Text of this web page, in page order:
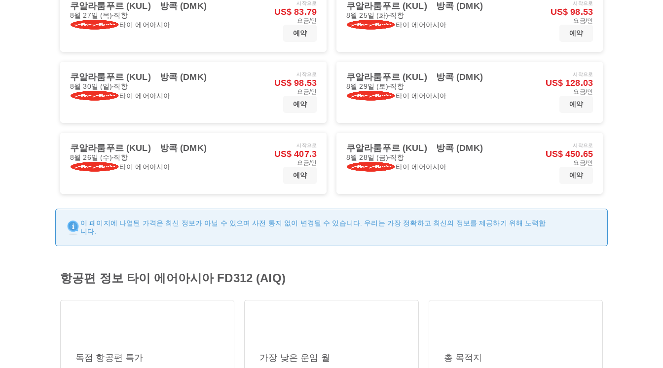
쿠알라룸푸르 (KUL) 방콕 (DMK)
8월 27일 (목) 직항
타이 에어아시아
시작으로
US$ 83.79
요금/인
예약
쿠알라룸푸르 (KUL) 방콕 (DMK)
8월 25일 (화) 직항
타이 에어아시아
시작으로
US$ 98.53
요금/인
예약
쿠알라룸푸르 (KUL) 방콕 (DMK)
8월 30일 (일) 직항
타이 에어아시아
시작으로
US$ 98.53
요금/인
예약
쿠알라룸푸르 (KUL) 방콕 (DMK)
8월 29일 (토) 직항
타이 에어아시아
시작으로
US$ 128.03
요금/인
예약
쿠알라룸푸르 (KUL) 방콕 (DMK)
8월 26일 (수) 직항
타이 에어아시아
시작으로
US$ 407.3
요금/인
예약
쿠알라룸푸르 (KUL) 방콕 (DMK)
8월 28일 (금) 직항
타이 에어아시아
시작으로
US$ 450.65
요금/인
예약
이 페이지에 나열된 가격은 최신 정보가 아닐 수 있으며 사전 통지 없이 변경될 수 있습니다. 우리는 가장 정확하고 최신의 정보를 제공하기 위해 노력합
니다.
항공편 정보 타이 에어아시아 FD312 (AIQ)
독점 항공편 특가 가장 낮은 운임 월 총 목적지